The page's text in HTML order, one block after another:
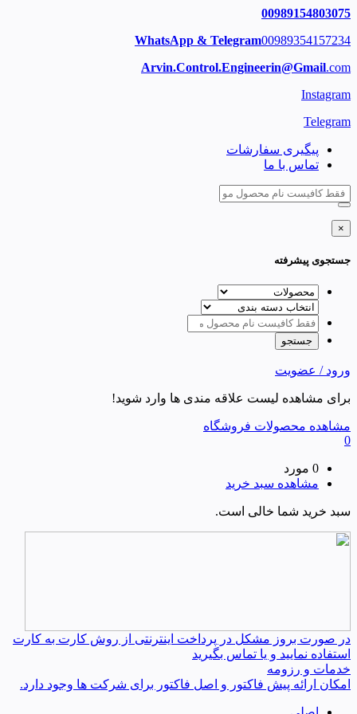
00989154803075
WhatsApp & Telegram00989354157234
Arvin.Control.Engineerin@Gmail.com
Instagram
Telegram
پیگیری سفارشات
تماس با ما
×
جستجوی پیشرفته
ورود / عضویت
برای مشاهده لیست علاقه مندی ها وارد شوید!
مشاهده محصولات فروشگاه
0
0 مورد
مشاهده سبد خرید
سبد خرید شما خالی است.
در صورت بروز مشکل در پرداخت اینترنتی از روش کارت به کارت
استفاده نمایید و یا تماس بگیرید
خدمات و رزومه
امکان ارائه پیش فاکتور و اصل فاکتور برای شرکت ها وجود دارد.